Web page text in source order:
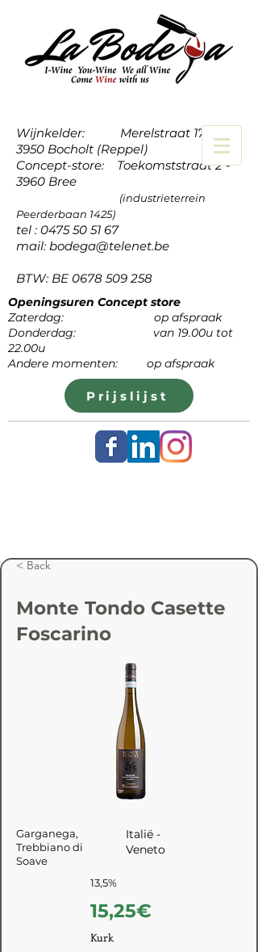
Wijnkelder: Merelstraat 17a -
3950 Bocholt (Reppel)
Concept-store: Toekomststraat 2 -
3960 Bree
(industrieterrein
Peerderbaan 1425)
tel : 0475 50 51 67
mail: bodega@telenet.be
BTW: BE 0678 509 258
Openingsuren Concept store
Zaterdag: op afspraak
Donderdag: van 19.00u tot
22.00u
Andere momenten: op afspraak
Prijslijst
< Back
Monte Tondo Casette
Foscarino
Garganega,
Trebbiano di
Soave
Italië -
Veneto
13,5%
15,25€
Kurk